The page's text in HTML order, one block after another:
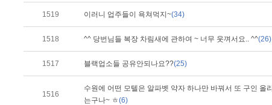
1519 이러니 업주들이 욕쳐먹지~(34)
1518 ^^ 당번님들 복장 차림새에 관하여 ~ 너무 웃껴서요.. ^^(26)
1517 블랙업소들 공유안되나요??(25)
1516
수원에 어떤 모텔은 알파벳 약자 하나만 바꿔서 또 구인 올리
는구나~ ㅎ(6)